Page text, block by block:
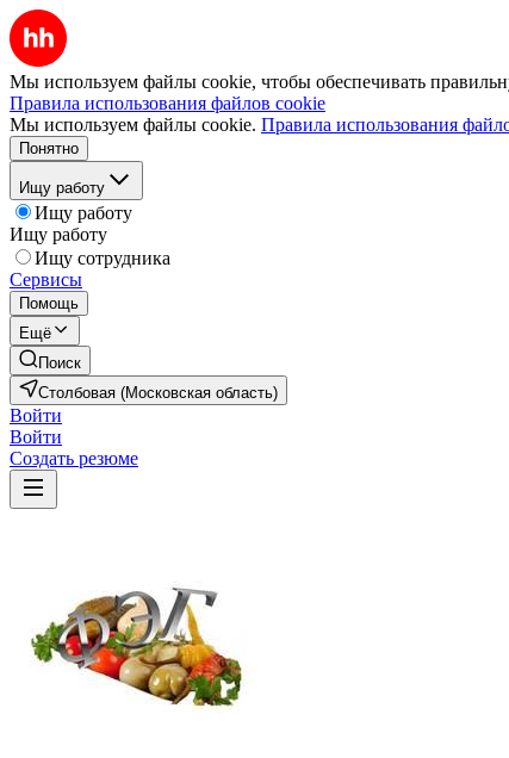
Мы используем файлы cookie, чтобы обеспечивать
Правила использования файлов cookie
Мы используем файлы cookie. Правила использования
Понятно
Ищу работу
Ищу работу
Ищу работу
Ищу сотрудника
Сервисы
Помощь
Ещё
Поиск
Столбовая (Московская область)
Войти
Войти
Создать резюме